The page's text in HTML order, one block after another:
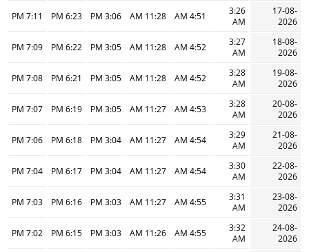
17-08-
2026
3:26
AM
4:51 AM
11:28 AM
3:06 PM
6:23 PM
7:11 PM
18-08-
2026
3:27
AM
4:52 AM
11:28 AM
3:05 PM
6:22 PM
7:09 PM
19-08-
2026
3:28
AM
4:52 AM
11:28 AM
3:05 PM
6:21 PM
7:08 PM
20-08-
2026
3:28
AM
4:53 AM
11:27 AM
3:05 PM
6:19 PM
7:07 PM
21-08-
2026
3:29
AM
4:54 AM
11:27 AM
3:04 PM
6:18 PM
7:06 PM
22-08-
2026
3:30
AM
4:54 AM
11:27 AM
3:04 PM
6:17 PM
7:04 PM
23-08-
2026
3:31
AM
4:55 AM
11:27 AM
3:03 PM
6:16 PM
7:03 PM
24-08-
2026
3:32
AM
4:55 AM
11:26 AM
3:03 PM
6:15 PM
7:02 PM